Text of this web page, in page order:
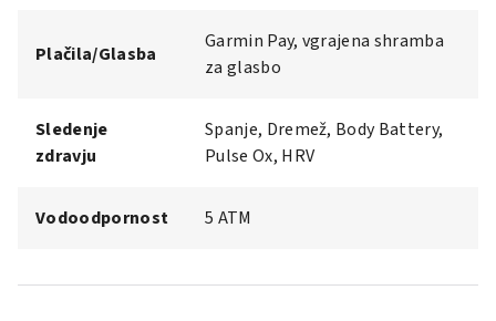
Plačila/Glasba
Garmin Pay, vgrajena shramba
za glasbo
Sledenje
zdravju
Spanje, Dremež, Body Battery,
Pulse Ox, HRV
Vodoodpornost 5 ATM